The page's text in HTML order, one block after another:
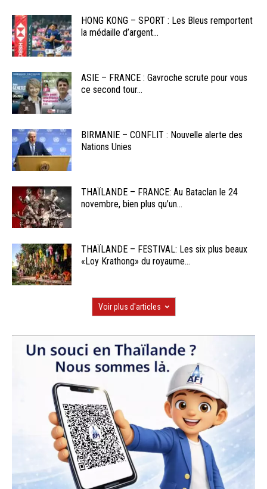
HONG KONG – SPORT : Les Bleus remportent
la médaille d’argent...
ASIE – FRANCE : Gavroche scrute pour vous
ce second tour...
BIRMANIE – CONFLIT : Nouvelle alerte des
Nations Unies
THAÏLANDE – FRANCE: Au Bataclan le 24
novembre, bien plus qu’un...
THAÏLANDE – FESTIVAL: Les six plus beaux
«Loy Krathong» du royaume...
Voir plus d'articles